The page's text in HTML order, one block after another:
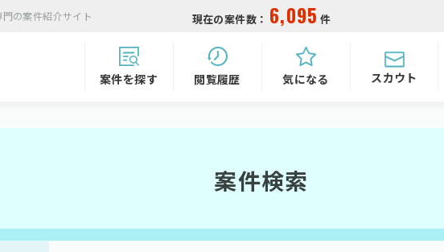
の案件紹介サイト 現在の案件数： 6,095 件
案件を探す 閲覧履歴 気になる スカウト
案件検索